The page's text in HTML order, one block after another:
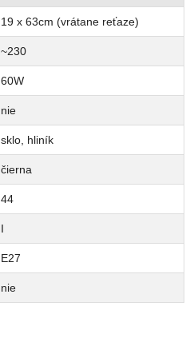
19 x 63cm (vrátane reťaze)
~230
60W
nie
sklo, hliník
čierna
44
I
E27
nie